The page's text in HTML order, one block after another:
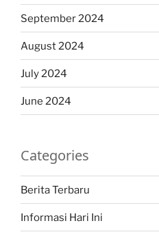
September 2024
August 2024
July 2024
June 2024
Categories
Berita Terbaru
Informasi Hari Ini